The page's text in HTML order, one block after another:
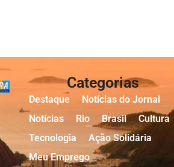
Categorias
Destaque
Notícias do Jornal
Notícias
Rio Brasil
Cultura
Tecnologia
Ação Solidária
Meu Emprego